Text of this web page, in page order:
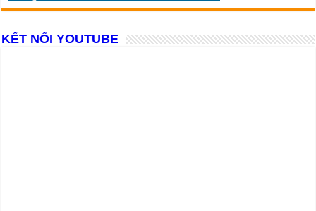
KẾT NỐI YOUTUBE